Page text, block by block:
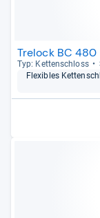
Trelock BC 480
Typ: Ket­ten­schloss
Fle­xibles